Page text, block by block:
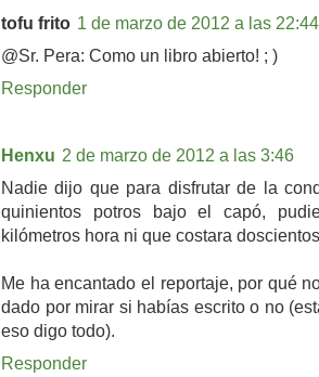
tofu frito 1 de marzo de 2012 a las 22:44
@Sr. Pera: Como un libro abierto! ; )
Responder
Henxu 2 de marzo de 2012 a las 3:46
Nadie dijo que para disfrutar de la
quinientos potros bajo el capó,
kilómetros hora ni que costara
Me ha encantado el reportaje, por qué
dado por mirar si habías escrito o no
eso digo todo).
Responder